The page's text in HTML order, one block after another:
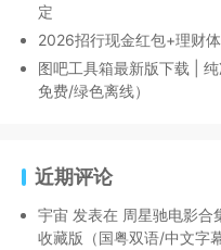
定
2026招行现金红包+理财
图吧工具箱最新版下载 |
免费/绿色离线）
近期评论
宇宙 发表在 周星驰电影
收藏版（国粤双语/中文字幕